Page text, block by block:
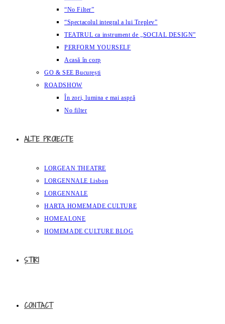
“No Filter”
“Spectacolul integral a lui Treplev”
TEATRUL ca instrument de „SOCIAL DESIGN”
PERFORM YOURSELF
Acasă în corp
GO & SEE București
ROADSHOW
În zori, lumina e mai aspră
No filter
ALTE PROIECTE
LORGEAN THEATRE
LORGENNALE Lisbon
LORGENNALE
HARTA HOMEMADE CULTURE
HOMEALONE
HOMEMADE CULTURE BLOG
ȘTIRI
CONTACT